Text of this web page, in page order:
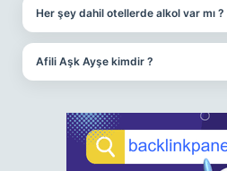
Her şey dahil otellerde alkol var mı ?
Afili Aşk Ayşe kimdir ?